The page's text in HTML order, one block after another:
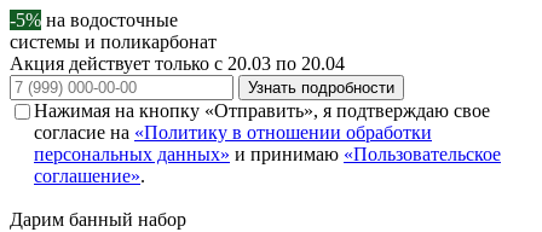
-5% на водосточные
системы и поликарбонат
Акция действует только с 20.03 по 20.04
Узнать подробности
Нажимая на кнопку «Отправить», я подтверждаю свое
согласие на «Политику в отношении обработки
персональных данных» и принимаю «Пользовательское
соглашение».
Дарим банный набор